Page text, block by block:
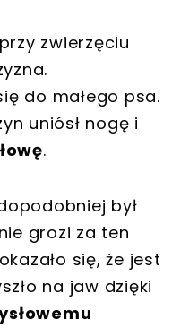
zwierzęciu
do małego psa.
uniósł nogę i
.
był
grozi za ten
się, że jest
na jaw dzięki